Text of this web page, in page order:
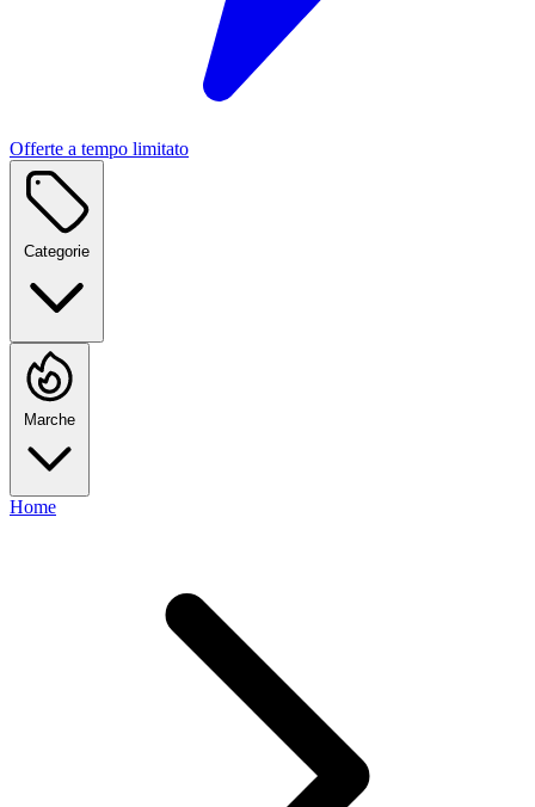
Offerte a tempo limitato
Categorie
Marche
Home